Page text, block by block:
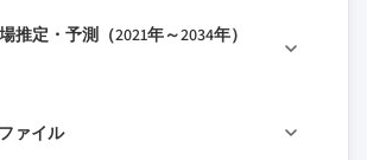
規格とコンプライアンス要件
の分析
リング紡績
推定・予測（2021年～2034年）
ァイル